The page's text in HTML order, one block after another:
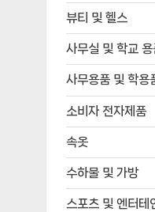
뷰티 및 헬스
사무실 및 학교 용
사무용품 및 학용
소비자 전자제품
속옷
수하물 및 가방
스포츠 및 엔터테